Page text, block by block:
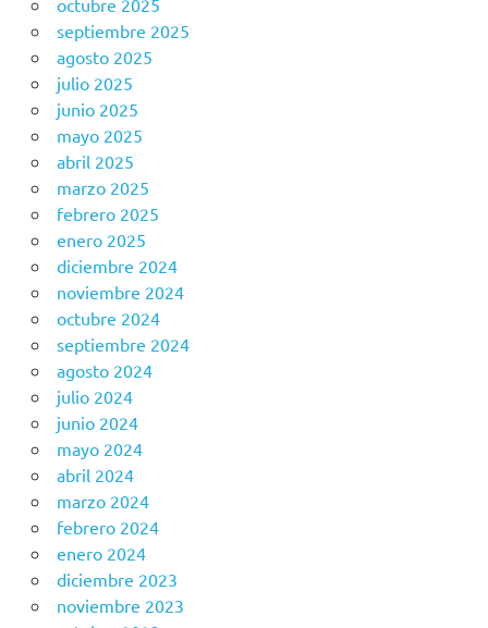
octubre 2025
septiembre 2025
agosto 2025
julio 2025
junio 2025
mayo 2025
abril 2025
marzo 2025
febrero 2025
enero 2025
diciembre 2024
noviembre 2024
octubre 2024
septiembre 2024
agosto 2024
julio 2024
junio 2024
mayo 2024
abril 2024
marzo 2024
febrero 2024
enero 2024
diciembre 2023
noviembre 2023